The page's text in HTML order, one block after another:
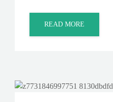
READ MORE